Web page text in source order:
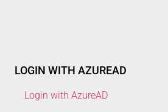
LOGIN WITH AZUREAD
Login with AzureAD